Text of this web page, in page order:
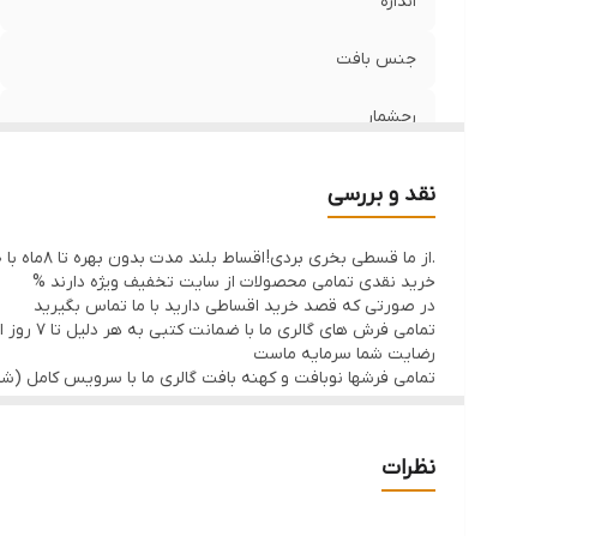
جنس بافت
رجشمار
نقد و بررسی
.از ما قسطی بخری بردی! اقساط بلند مدت بدون بهره تا 8ماه با 50% پیش پرداخت
خرید نقدی تمامی محصولات از سایت تخفیف ویژه دارند %
در صورتی که قصد خرید اقساطی دارید با ما تماس بگیرید
تمامی فرش های گالری ما با ضمانت کتبی به هر دلیل تا 7 روز اگر فرش پسندتون نباشه وجه شما با احترام عودت داده میشود.
رضایت شما سرمایه ماست
تمامی فرشها نوبافت و کهنه بافت گالری ما با سرویس
نظرات